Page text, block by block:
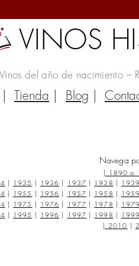
VINOS
Vinos del año de nacimiento –
| Tienda | Blog |
Navega
| 1890 a
| 1935 | 1936 | 1937 | 1938 | 1939
| 1955 | 1956 | 1957 | 1958 | 1959
| 1975 | 1976 | 1977 | 1978 | 1979
| 1995 | 1996 | 1997 | 1998 | 1999
| 2010 |